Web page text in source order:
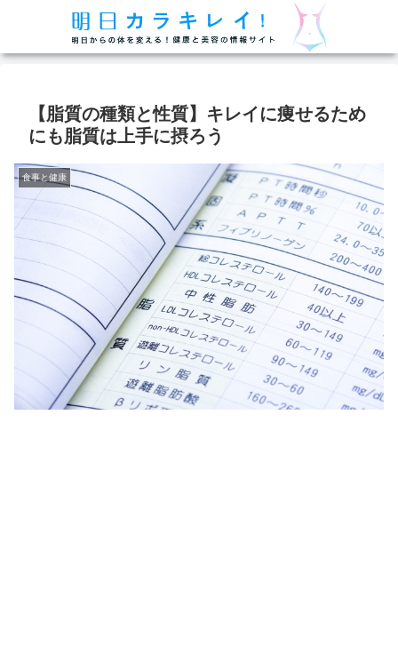
【脂質の種類と性質】キレイに痩せるため
にも脂質は上手に摂ろう
食事と健康